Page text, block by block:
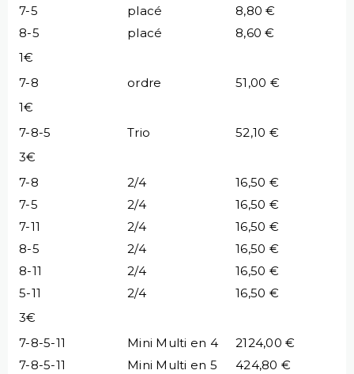
7-5 placé
8,80 €
8-5
placé
8,60 €
1€
7-8
ordre
51,00 €
1€
7-8-5
Trio
52,10 €
3€
7-8
2/4
16,50 €
7-5
2/4
16,50 €
7-11
2/4
16,50 €
8-5
2/4
16,50 €
8-11
2/4
16,50 €
5-11
2/4
16,50 €
3€
7-8-5-11
Mini Multi en 4
2124,00 €
7-8-5-11
Mini Multi en 5
424,80 €